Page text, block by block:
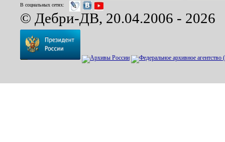
В социальных сетях:
© Дебри-ДВ, 20.04.2006 - 2026